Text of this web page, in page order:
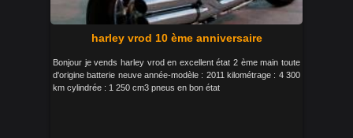
harley vrod 10 ème anniversaire
Bonjour je vends harley vrod en excellent état 2 ème main toute
d'origine batterie neuve année-modèle : 2011 kilométrage : 4 300
km cylindrée : 1 250 cm3 pneus en bon état